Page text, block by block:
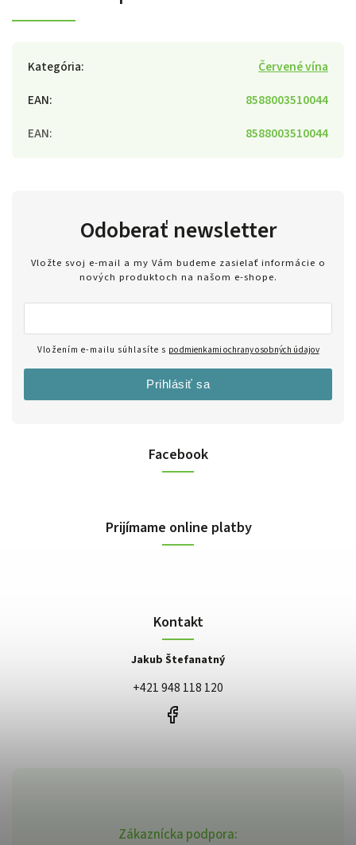
Kategória:
Červené vína
EAN:
8588003510044
EAN: 8588003510044
Zákaznícka podpora:
Facebook
Prijímame online platby
Kontakt
Jakub Štefanatný
+421 948 118 120
Odoberať newsletter
Vložte svoj e-mail a my Vám budeme zasielať informácie o
nových produktoch na našom e-shope.
Vložením e-mailu súhlasíte s podmienkami ochrany osobných údajov
Prihlásiť sa